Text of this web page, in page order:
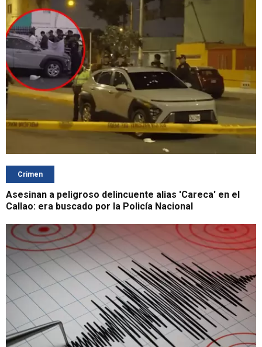
Crimen
Asesinan a peligroso delincuente alias 'Careca' en el
Callao: era buscado por la Policía Nacional